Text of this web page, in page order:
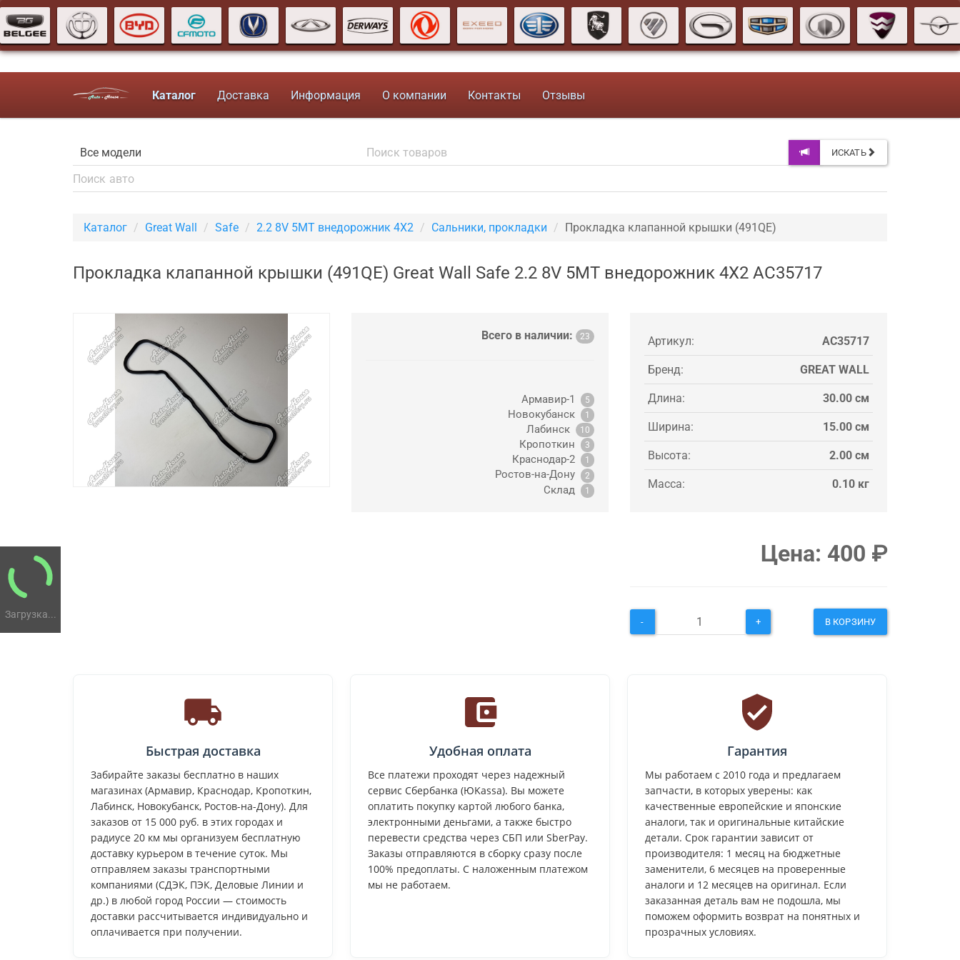
Загрузка...
Каталог Доставка Информация О компании Контакты Отзывы
ИСКАТЬ
Каталог Great Wall Safe 2.2 8V 5MT внедорожник 4X2 Сальники, прокладки Прокладка клапанной крышки (491QE)
Прокладка клапанной крышки (491QE) Great Wall Safe 2.2 8V 5MT внедорожник 4X2 AC35717
Всего в наличии: 23
Армавир-1 5
Новокубанск 1
Лабинск 10
Кропоткин 3
Краснодар-2 1
Ростов-на-Дону 2
Склад 1
Артикул: AC35717
Бренд: GREAT WALL
Длина: 30.00 см
Ширина: 15.00 см
Высота: 2.00 см
Масса: 0.10 кг
Цена: 400 ₽
- + В КОРЗИНУ
Быстрая доставка
Забирайте заказы бесплатно в наших
магазинах (Армавир, Краснодар, Кропоткин,
Лабинск, Новокубанск, Ростов-на-Дону). Для
заказов от 15 000 руб. в этих городах и
радиусе 20 км мы организуем бесплатную
доставку курьером в течение суток. Мы
отправляем заказы транспортными
компаниями (СДЭК, ПЭК, Деловые Линии и
др.) в любой город России — стоимость
доставки рассчитывается индивидуально и
оплачивается при получении.
Удобная оплата
Все платежи проходят через надежный
сервис Сбербанка (ЮKassa). Вы можете
оплатить покупку картой любого банка,
электронными деньгами, а также быстро
перевести средства через СБП или SberPay.
Заказы отправляются в сборку сразу после
100% предоплаты. С наложенным платежом
мы не работаем.
Гарантия
Мы работаем с 2010 года и предлагаем
запчасти, в которых уверены: как
качественные европейские и японские
аналоги, так и оригинальные китайские
детали. Срок гарантии зависит от
производителя: 1 месяц на бюджетные
заменители, 6 месяцев на проверенные
аналоги и 12 месяцев на оригинал. Если
заказанная деталь вам не подошла, мы
поможем оформить возврат на понятных и
прозрачных условиях.